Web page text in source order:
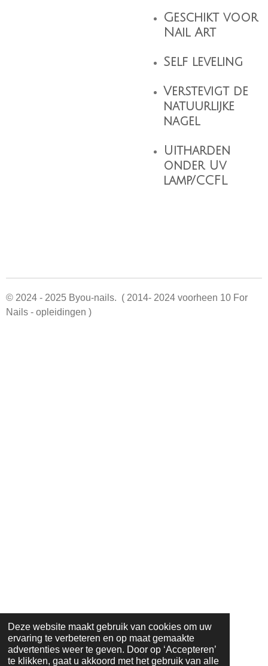
Deze website maakt gebruik van cookies om uw
ervaring te verbeteren en op maat gemaakte
advertenties weer te geven. Door op ‘Accepteren’
te klikken, gaat u akkoord met het gebruik van alle
Geschikt voor
Nail Art
Self leveling
Verstevigt de
natuurlijke
nagel
Uitharden
onder Uv
lamp/CCFL
© 2024 - 2025 Byou-nails. ( 2014- 2024 voorheen 10 For
Nails - opleidingen )